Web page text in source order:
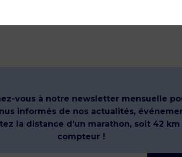
vous à notre newsletter mensuelle
informés de nos actualités,
la distance d’un marathon, soit 42 km
compteur !